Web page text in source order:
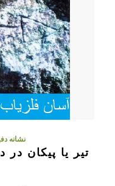
نشانه
تیر یا پیکان